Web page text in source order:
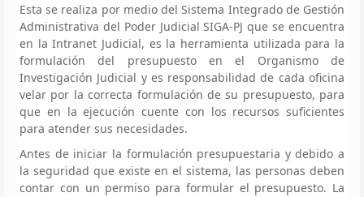
Esta se realiza por medio del Sistema Integrado de Gestión
Administrativa del Poder Judicial SIGA-PJ que se encuentra
en la Intranet Judicial, es la herramienta utilizada para la
formulación del presupuesto en el Organismo de
Investigación Judicial y es responsabilidad de cada oficina
velar por la correcta formulación de su presupuesto, para
que en la ejecución cuente con los recursos suficientes
para atender sus necesidades.
Antes de iniciar la formulación presupuestaria y debido a
la seguridad que existe en el sistema, las personas deben
contar con un permiso para formular el presupuesto. La